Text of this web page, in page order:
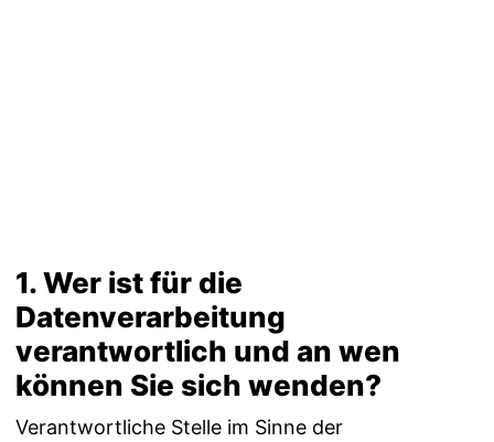
1. Wer ist für die
Datenverarbeitung
verantwortlich und an wen
können Sie sich wenden?
Verantwortliche Stelle im Sinne der